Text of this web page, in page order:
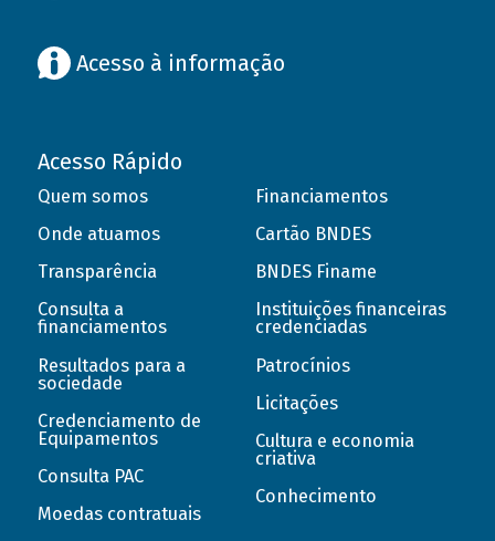
Acesso à informação
Acesso Rápido
Quem somos
Onde atuamos
Transparência
Consulta a
financiamentos
Resultados para a
sociedade
Credenciamento de
Equipamentos
Consulta PAC
Moedas contratuais
Financiamentos
Cartão BNDES
BNDES Finame
Instituições financeiras
credenciadas
Patrocínios
Licitações
Cultura e economia
criativa
Conhecimento